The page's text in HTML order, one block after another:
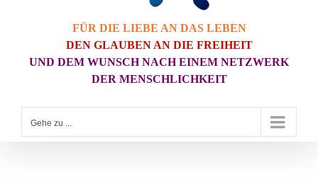
FÜR DIE LIEBE AN DAS LEBEN
DEN GLAUBEN AN DIE FREIHEIT
UND DEM WUNSCH NACH EINEM NETZWERK
DER MENSCHLICHKEIT
Gehe zu ...